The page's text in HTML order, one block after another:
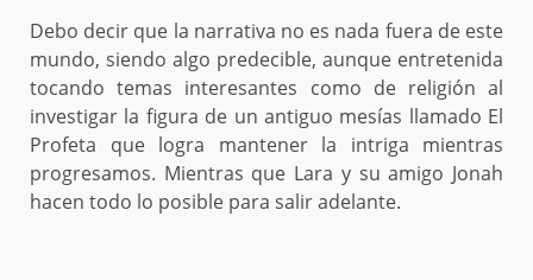
Debo decir que la narrativa no es nada fuera de este
mundo, siendo algo predecible, aunque entretenida
tocando temas interesantes como de religión al
investigar la figura de un antiguo mesías llamado El
Profeta que logra mantener la intriga mientras
progresamos. Mientras que Lara y su amigo Jonah
hacen todo lo posible para salir adelante.